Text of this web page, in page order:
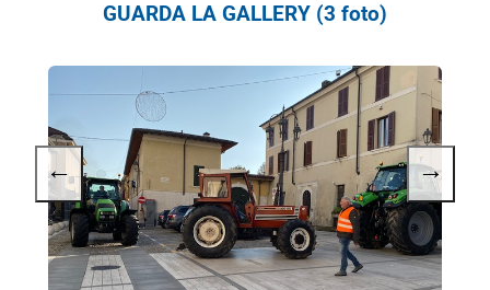
GUARDA LA GALLERY (3 foto)
← →